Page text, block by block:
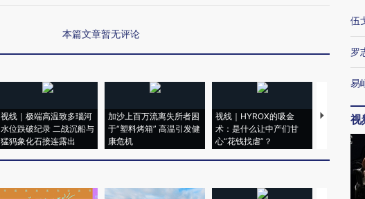
本篇文章暂无评论
视线｜极端高温致多瑙河
水位跌破纪录 二战沉船与
猛犸象化石接连露出
加沙上百万流离失所者困
于“塑料烤箱” 高温引发健
康危机
视线｜HYROX的吸金
术：是什么让中产们甘
心“花钱找虐”？
马航飞行员
粒摇头丸
伍
罗
易
视